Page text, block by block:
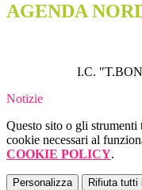
AGENDA
I.C.
Notizie
Questo sito o gli
cookie necessari al
COOKIE POLICY.
Personalizza Rifiuta tutti